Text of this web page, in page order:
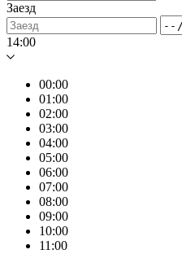
Заезд
14:00
00:00
01:00
02:00
03:00
04:00
05:00
06:00
07:00
08:00
09:00
10:00
11:00